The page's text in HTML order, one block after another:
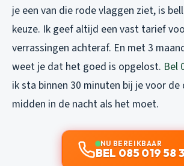
je een van die rode vlaggen ziet, is
keuze. Ik geef altijd een vast tarief
verrassingen achteraf. En met 3
weet je dat het goed is opgelost. Bel
ik sta binnen 30 minuten bij je voor de
midden in de nacht als het moet.
NU BEREIKBAAR
BEL 085 019 58